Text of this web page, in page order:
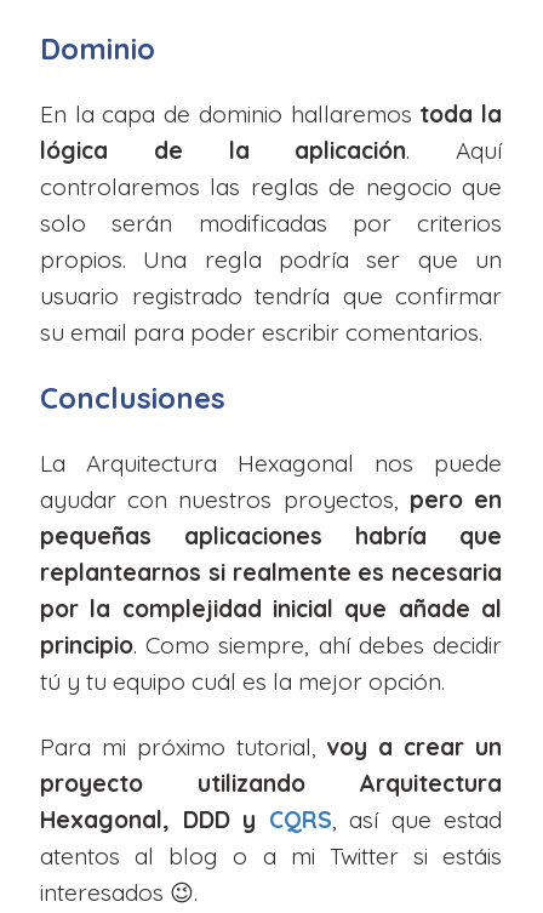
Dominio
En la capa de dominio hallaremos toda la
lógica de la aplicación. Aquí
controlaremos las reglas de negocio que
solo serán modificadas por criterios
propios. Una regla podría ser que un
usuario registrado tendría que confirmar
su email para poder escribir comentarios.
Conclusiones
La Arquitectura Hexagonal nos puede
ayudar con nuestros proyectos, pero en
pequeñas aplicaciones habría que
replantearnos si realmente es necesaria
por la complejidad inicial que añade al
principio. Como siempre, ahí debes decidir
tú y tu equipo cuál es la mejor opción.
Para mi próximo tutorial, voy a crear un
proyecto utilizando Arquitectura
Hexagonal, DDD y CQRS, así que estad
atentos al blog o a mi Twitter si estáis
interesados 😉.